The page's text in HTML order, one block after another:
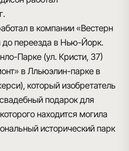
в компании «Вестерн
до переезда в Нью-Йорк.
Парке (ул. Кристи, 37)
в Лльюэлин-парке в
который изобретатель
подарок для
находится могила
исторический парк